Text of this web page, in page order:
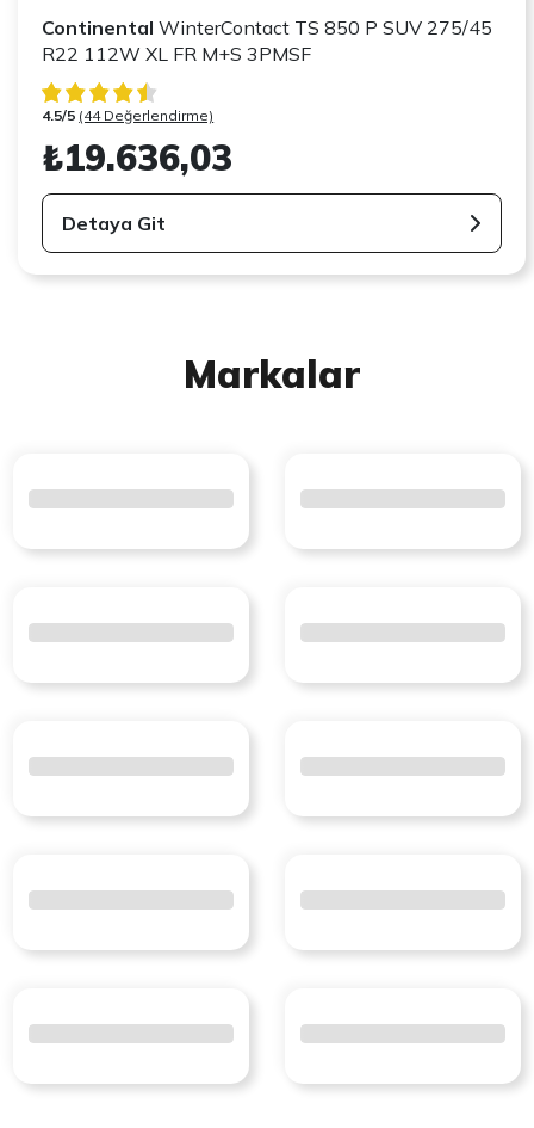
Continental WinterContact TS 850 P SUV 275/45
R22 112W XL FR M+S 3PMSF
4.5/5 (44 Değerlendirme)
₺19.636,03
Detaya Git
Markalar